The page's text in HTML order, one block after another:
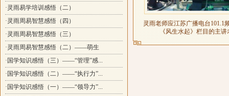
·灵雨易学培训感悟（二）
·灵雨周易智慧感悟（四）
·灵雨周易智慧感悟（三）
·灵雨周易智慧感悟（二）——萌生
·国学知识感悟（三）——“管理”感...
·国学知识感悟（二）——“执行力”...
·国学知识感悟（一）——“领导力”...
灵雨老师应江苏广播电台101.1
《风生水起》栏目的主讲